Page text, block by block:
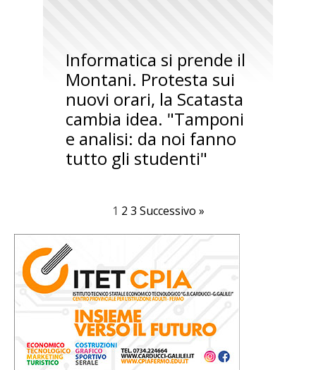
Informatica si prende il
Montani. Protesta sui
nuovi orari, la Scatasta
cambia idea. "Tamponi
e analisi: da noi fanno
tutto gli studenti"
1 2 3 Successivo »